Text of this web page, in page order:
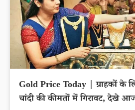
Gold Price Today | ग्राहकों के
चांदी की कीमतों में गिरावट, देखे